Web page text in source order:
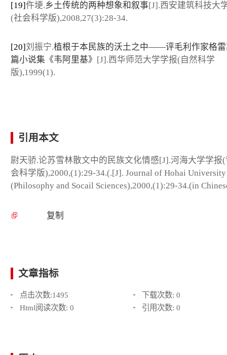
[19]仵埂.乡土传统的两种想象和叙事[J].西安建筑科技大
(社会科学版),2008,27(3):28-34.
[20]刘振宁.植根于本民族的沃土之中——评毛利作家格
篇小说集《韦阿里基》 [J].西华师范大学学报(自然科学
版),1999(1).
引用本文
尉天骄.论苏雪林散文中的民族文化情感[J].河海大学学报
会科学版),2000,(1):29-34.(.[J]. Journal of Hohai University
(Philosophy and Socail Sciences),2000,(1):29-34.(in
复制
文章指标
点击次数:1495 下载次数: 0
Html阅读次数: 0 引用次数: 0